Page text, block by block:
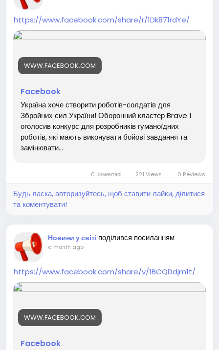
https://www.facebook.com/share/r/1Dk871rdYe/
WWW.FACEBOOK.COM
Facebook
Україна хоче створити роботів-солдатів для
Збройних сил України! Оборонний кластер Brave 1
оголосив конкурс для розробників гуманоїдних
роботів, які мають виконувати бойові завдання та
замінювати...
0 Коментарі 221 Views 0 Reviews
Будь ласка, авторизуйтесь, щоб ставити лайки, ділитися
та коментувати!
Новини у світі поділився посиланням
a month ago
https://www.facebook.com/share/v/1BCQDdjm1t/
WWW.FACEBOOK.COM
Facebook